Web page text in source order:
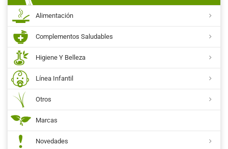
Alimentación
Complementos Saludables
Higiene Y Belleza
Línea Infantil
Otros
Marcas
Novedades